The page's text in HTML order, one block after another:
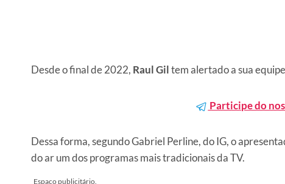
Desde o final de 2022, Raul Giltem alertado a sua
Participe do
Dessa forma, segundo Gabriel Perline, do IG, o
do ar um dos programas mais tradicionais da TV.